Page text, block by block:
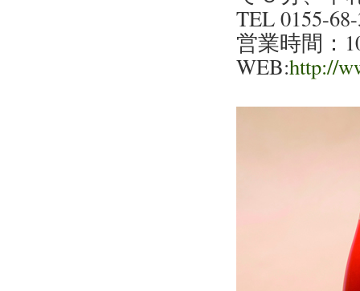
TEL 0155-
営業時間：
WEB:http://